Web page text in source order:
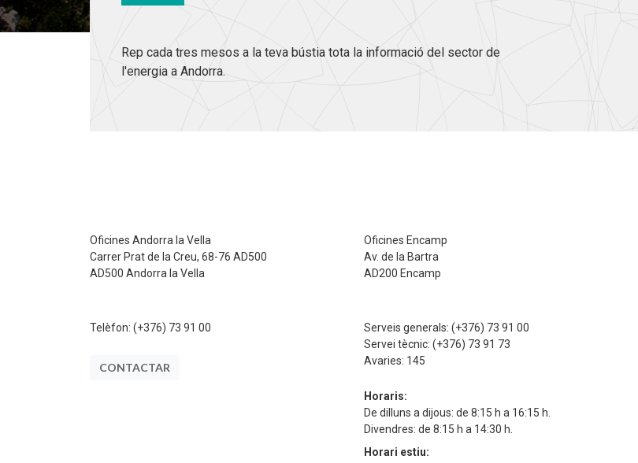
Rep cada tres mesos a la teva bústia tota la informació del sector de
l'energia a Andorra.
Oficines Andorra la Vella
Carrer Prat de la Creu, 68-76 AD500
AD500 Andorra la Vella
Telèfon: (+376) 73 91 00
CONTACTAR
Oficines Encamp
Av. de la Bartra
AD200 Encamp
Serveis generals:(+376) 73 91 00
Servei tècnic:(+376) 73 91 73
Avaries: 145
Horaris:
De dilluns a dijous: de 8:15 h a 16:15 h.
Divendres: de 8:15 h a 14:30 h.
Horari estiu: